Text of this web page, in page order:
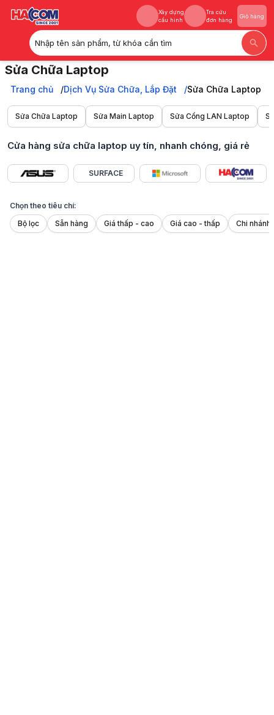
Xây dựng
cấu hình
Tra cứu
đơn hàng
Giỏ hàng
Khuyến mãi
Nhập tên sản phẩm, từ khóa cần tìm
Xây dựng
Tra cứu
Sửa Chữa Laptop
Sửa laptop tại HACOM: Uy tín, khắc phục lỗi nhanh chóng, giá rẻ,
Trang chủ
Sửa Chữa Laptop
Trang chủ Dịch Vụ Sửa Chữa, Lắp Đặt Sửa Chữa Laptop
Sửa Chữa Laptop Sửa Main Laptop Sửa Cổng LAN Laptop
Cửa hàng sửa chữa laptop uy tín, nhanh chóng, giá rẻ
SURFACE
Chọn theo tiêu chí:
Bộ lọc
Sẵn hàng Giá thấp - cao Giá cao - thấp